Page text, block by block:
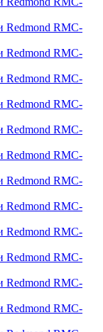
Redmond RMC-
Redmond RMC-
Redmond RMC-
Redmond RMC-
Redmond RMC-
Redmond RMC-
Redmond RMC-
Redmond RMC-
Redmond RMC-
Redmond RMC-
Redmond RMC-
Redmond RMC-